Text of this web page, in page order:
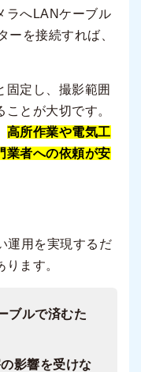
ラへLANケーブル
ーを接続すれば、
固定し、撮影範囲
とが大切です。
高所作業や電気工
業者への依頼が安
運用を実現するだ
ます。
ブルで済むた
影響を受けな